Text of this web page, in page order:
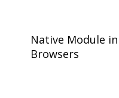
Native Module in
Browsers